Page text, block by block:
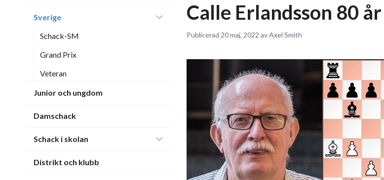
Sverige
Schack-SM
Grand Prix
Veteran
Junior och ungdom
Damschack
Schack i skolan
Distrikt och klubb
Calle Erlandsson 80 år
Publicerad 20 maj, 2022 av Axel Smith